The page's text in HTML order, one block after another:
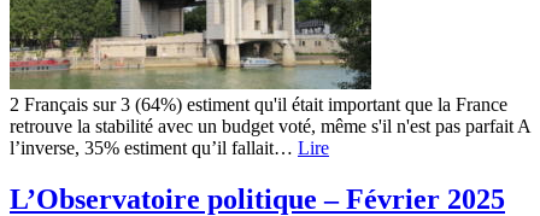
2 Français sur 3 (64%) estiment qu'il était important que la France
retrouve la stabilité avec un budget voté, même s'il n'est pas parfait A
l’inverse, 35% estiment qu’il fallait… Lire
L’Observatoire politique – Février 2025